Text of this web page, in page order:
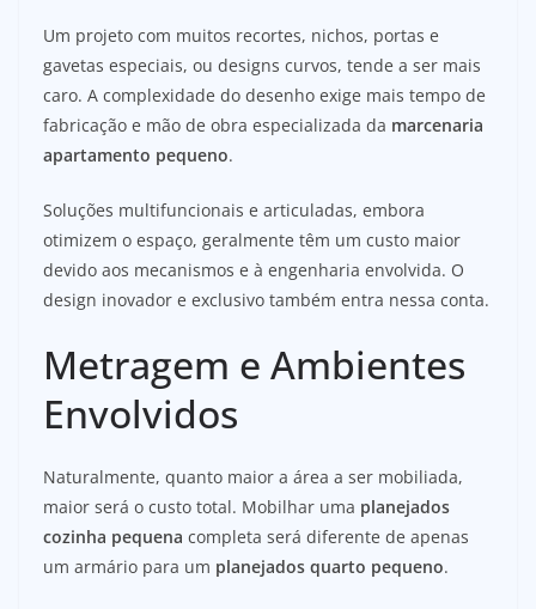
Um projeto com muitos recortes, nichos, portas e
gavetas especiais, ou designs curvos, tende a ser mais
caro. A complexidade do desenho exige mais tempo de
fabricação e mão de obra especializada da marcenaria
apartamento pequeno.
Soluções multifuncionais e articuladas, embora
otimizem o espaço, geralmente têm um custo maior
devido aos mecanismos e à engenharia envolvida. O
design inovador e exclusivo também entra nessa conta.
Metragem e Ambientes
Envolvidos
Naturalmente, quanto maior a área a ser mobiliada,
maior será o custo total. Mobilhar uma planejados
cozinha pequena completa será diferente de apenas
um armário para um planejados quarto pequeno.